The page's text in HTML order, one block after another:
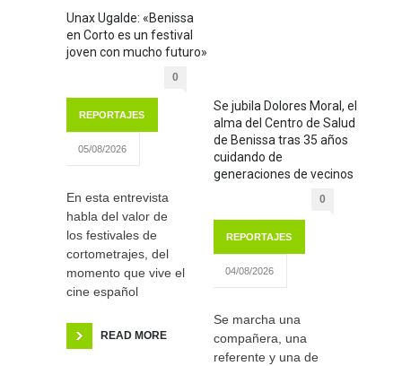
Unax Ugalde: «Benissa
en Corto es un festival
joven con mucho futuro»
0
REPORTAJES
05/08/2026
En esta entrevista
habla del valor de
los festivales de
cortometrajes, del
momento que vive el
cine español
READ MORE
Se jubila Dolores Moral, el
alma del Centro de Salud
de Benissa tras 35 años
cuidando de
generaciones de vecinos
0
REPORTAJES
04/08/2026
Se marcha una
compañera, una
referente y una de